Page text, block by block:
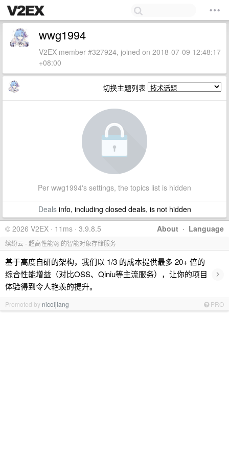
wwg1994
V2EX member #327924, joined on 2018-07-09 12:48:17
+08:00
切换主题列表
Per wwg1994's settings, the topics list is hidden
Dealsinfo, including closed deals, is not hidden
About · Language
© 2026 V2EX · 11ms · 3.9.8.5
缤纷云 - 超高性能🚀 的智能对象存储服务
基于高度自研的架构，我们以 1/3 的成本提供最多 20+ 倍的
综合性能增益（对比OSS、Qiniu等主流服务），让你的项目
体验得到令人艳羡的提升。
›
Promoted by nicoljiang PRO